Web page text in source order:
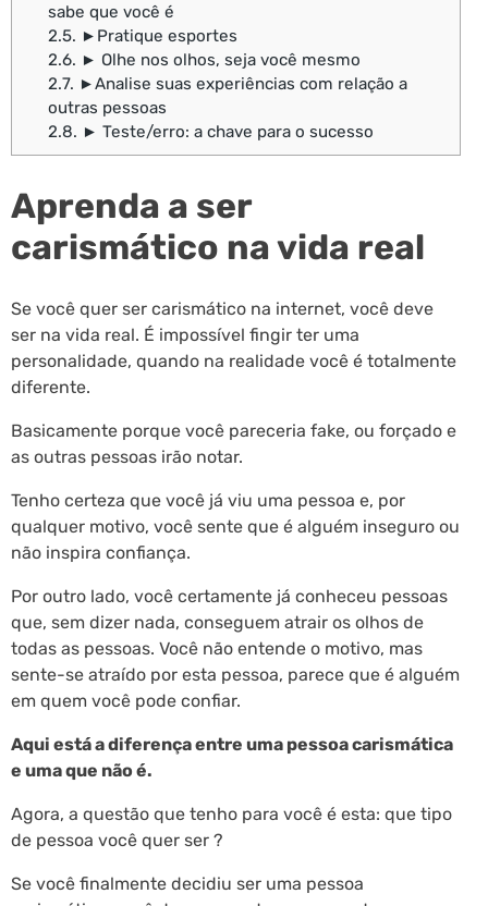
sabe que você é
2.5. ►Pratique esportes
2.6. ► Olhe nos olhos, seja você mesmo
2.7. ►Analise suas experiências com relação a
outras pessoas
2.8. ► Teste/erro: a chave para o sucesso
Aprenda a ser
carismático na vida real
Se você quer ser carismático na internet, você deve
ser na vida real. É impossível fingir ter uma
personalidade, quando na realidade você é totalmente
diferente.
Basicamente porque você pareceria fake, ou forçado e
as outras pessoas irão notar.
Tenho certeza que você já viu uma pessoa e, por
qualquer motivo, você sente que é alguém inseguro ou
não inspira confiança.
Por outro lado, você certamente já conheceu pessoas
que, sem dizer nada, conseguem atrair os olhos de
todas as pessoas. Você não entende o motivo, mas
sente-se atraído por esta pessoa, parece que é alguém
em quem você pode confiar.
Aqui está a diferença entre uma pessoa carismática
e uma que não é.
Agora, a questão que tenho para você é esta: que tipo
de pessoa você quer ser ?
Se você finalmente decidiu ser uma pessoa